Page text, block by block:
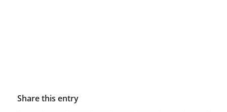
Share this entry